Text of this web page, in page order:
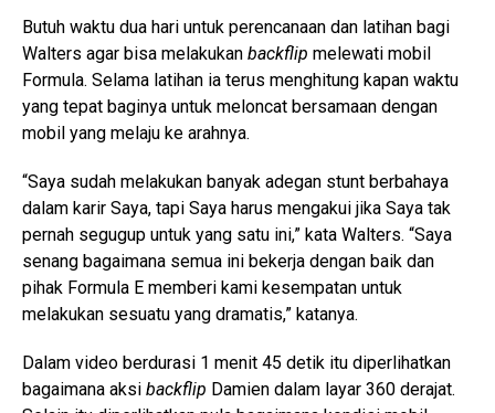
Butuh waktu dua hari untuk perencanaan dan latihan bagi
Walters agar bisa melakukan backflip melewati mobil
Formula. Selama latihan ia terus menghitung kapan waktu
yang tepat baginya untuk meloncat bersamaan dengan
mobil yang melaju ke arahnya.
“Saya sudah melakukan banyak adegan stunt berbahaya
dalam karir Saya, tapi Saya harus mengakui jika Saya tak
pernah segugup untuk yang satu ini,” kata Walters. “Saya
senang bagaimana semua ini bekerja dengan baik dan
pihak Formula E memberi kami kesempatan untuk
melakukan sesuatu yang dramatis,” katanya.
Dalam video berdurasi 1 menit 45 detik itu diperlihatkan
bagaimana aksi backflip Damien dalam layar 360 derajat.